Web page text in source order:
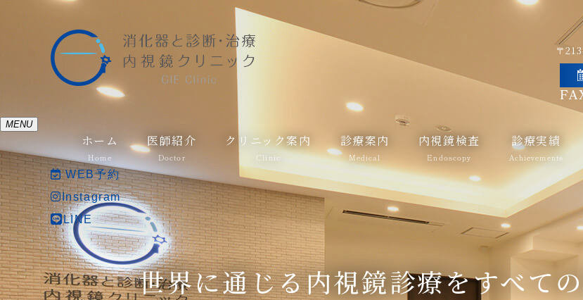
〒
MENU
ホーム
Home
医師紹介
Doctor
クリニック案内
Clinic
診療案内
Medical
内視鏡検査
Endoscopy
診療実績
Achievements
WEB予約
Instagram
LINE
世界に通じる内視鏡診療をすべて